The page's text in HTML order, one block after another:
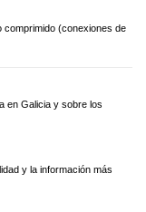
comprimido (conexiones de
en Galicia y sobre los
y la información más